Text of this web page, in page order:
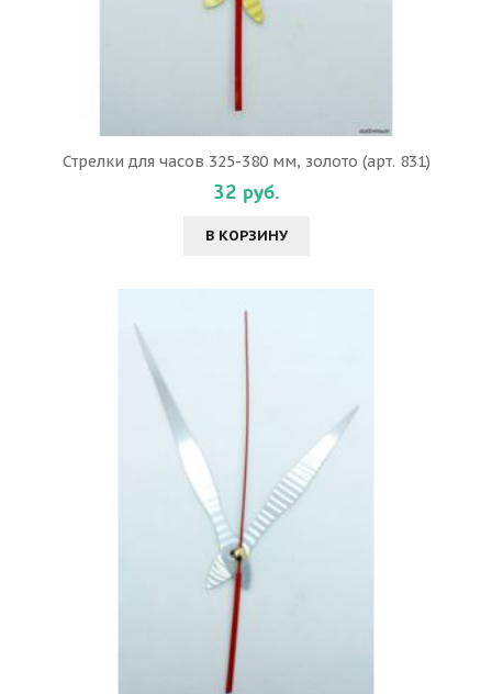
Стрелки для часов 325-380 мм, золото (арт. 831)
32 руб.
В КОРЗИНУ